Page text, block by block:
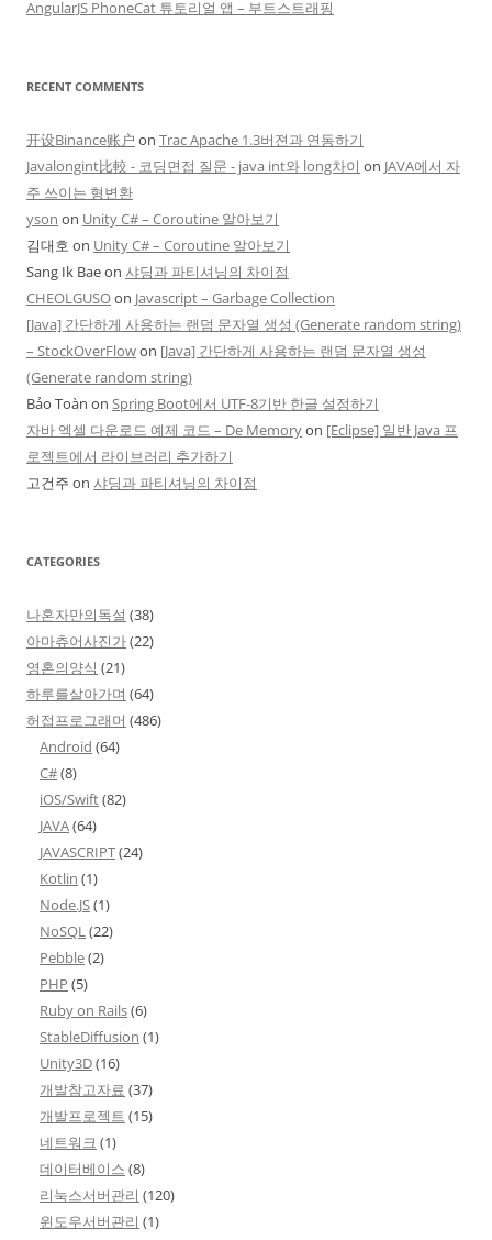
AngularJS PhoneCat 튜토리얼 앱 – 부트스트래핑
RECENT COMMENTS
开设Binance账户 on Trac Apache 1.3버젼과 연동하기
Javalongint比較 - 코딩면접 질문 - java int와 long차이 on JAVA에서 자
주 쓰이는 형변환
yson on Unity C# – Coroutine 알아보기
김대호 on Unity C# – Coroutine 알아보기
Sang Ik Baeon 샤딩과 파티셔닝의 차이점
CHEOLGUSOon Javascript – Garbage Collection
[Java] 간단하게 사용하는 랜덤 문자열 생성 (Generate random string)
– StockOverFlowon [Java] 간단하게 사용하는 랜덤 문자열 생성
(Generate random string)
Bảo Toàn on Spring Boot에서 UTF-8기반 한글 설정하기
자바 엑셀 다운로드 예제 코드 – De Memoryon [Eclipse] 일반 Java 프
로젝트에서 라이브러리 추가하기
고건주 on 샤딩과 파티셔닝의 차이점
CATEGORIES
나혼자만의독설 (38)
아마츄어사진가(22)
영혼의양식 (21)
하루를살아가며 (64)
허접프로그래머 (486)
Android (64)
C#(8)
iOS/Swift(82)
JAVA(64)
JAVASCRIPT(24)
Kotlin (1)
Node.JS(1)
NoSQL(22)
Pebble(2)
PHP (5)
Ruby on Rails(6)
StableDiffusion (1)
Unity3D(16)
개발참고자료 (37)
개발프로젝트 (15)
네트워크 (1)
데이터베이스 (8)
리눅스서버관리 (120)
윈도우서버관리 (1)